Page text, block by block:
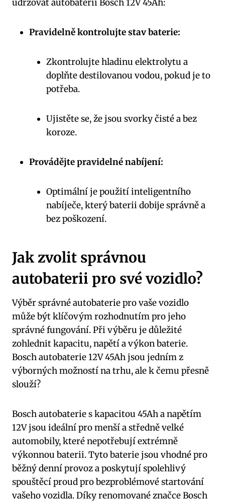
udržovat autobaterii Bosch 12V 45Ah:
Pravidelně kontrolujte stav baterie:
Zkontrolujte hladinu elektrolytu a
doplňte destilovanou vodou, pokud je to
potřeba.
Ujistěte se, že jsou svorky čisté a bez
koroze.
Provádějte pravidelné nabíjení:
Optimální je použití inteligentního
nabíječe, který baterii dobije správně a
bez poškození.
Jak zvolit správnou
autobaterii pro své vozidlo?
Výběr správné autobaterie pro vaše vozidlo
může být klíčovým rozhodnutím pro jeho
správné fungování. Při výběru je důležité
zohlednit kapacitu, napětí a výkon baterie.
Bosch autobaterie 12V 45Ah jsou jedním z
výborných možností na trhu, ale k čemu přesně
slouží?
Bosch autobaterie s kapacitou 45Ah a napětím
12V jsou ideální pro menší a středně velké
automobily, které nepotřebují extrémně
výkonnou baterii. Tyto baterie jsou vhodné pro
běžný denní provoz a poskytují spolehlivý
spouštěcí proud pro bezproblémové startování
vašeho vozidla. Díky renomované značce Bosch